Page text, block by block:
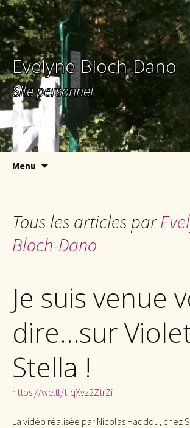
Evelyne Bloch-Dano
Site personnel
Menu
Tous les articles par
Bloch-Dano
Je suis venue
dire…sur
Stella !
https://we.tl/t-qXvz2ZtrZi
La vidéo réalisée par Nicolas Haddou, chez